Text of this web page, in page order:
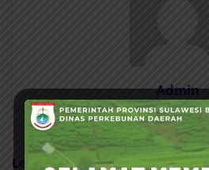
Admin
Leave a Reply